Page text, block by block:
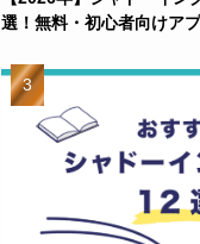
選！無料・初心者向けア